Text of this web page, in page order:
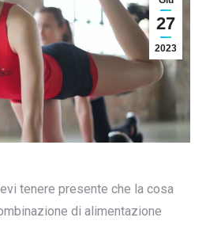
27
2023
tenere presente che la cosa
di alimentazione